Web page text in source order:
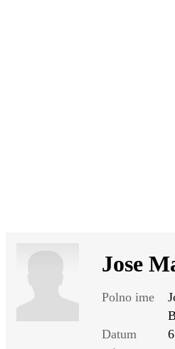
Jose
Polno ime
Datum